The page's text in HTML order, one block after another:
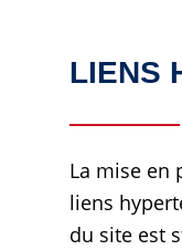
LIENS
La mise en
liens
du site est